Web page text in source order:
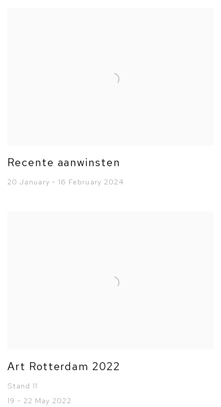
Recente aanwinsten
20 January - 16 February 2024
Art Rotterdam 2022
Stand 11
19 - 22 May 2022